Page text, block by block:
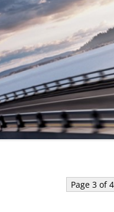
Page 3 of 4